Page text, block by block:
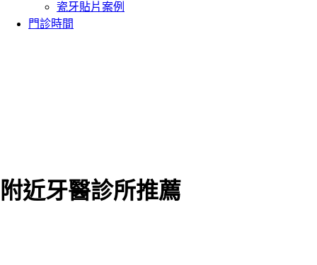
瓷牙貼片案例
門診時間
附近牙醫診所推薦